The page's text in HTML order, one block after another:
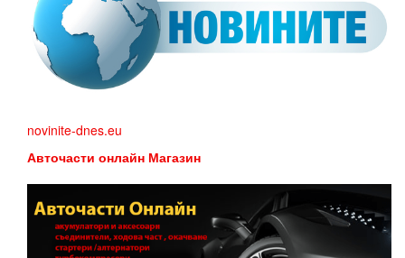
novinite-dnes.eu
Авточасти онлайн Магазин